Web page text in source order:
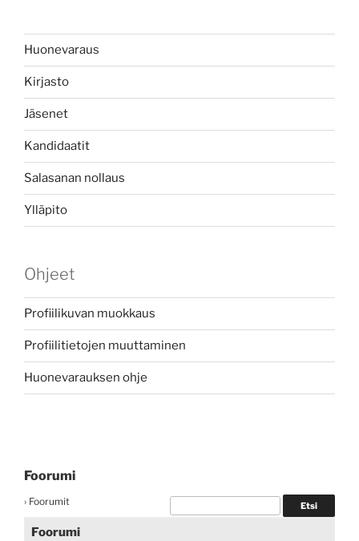
Huonevaraus
Kirjasto
Jäsenet
Kandidaatit
Salasanan nollaus
Ylläpito
Ohjeet
Profiilikuvan muokkaus
Profiilitietojen muuttaminen
Huonevarauksen ohje
Foorumi
› Foorumit
Foorumi